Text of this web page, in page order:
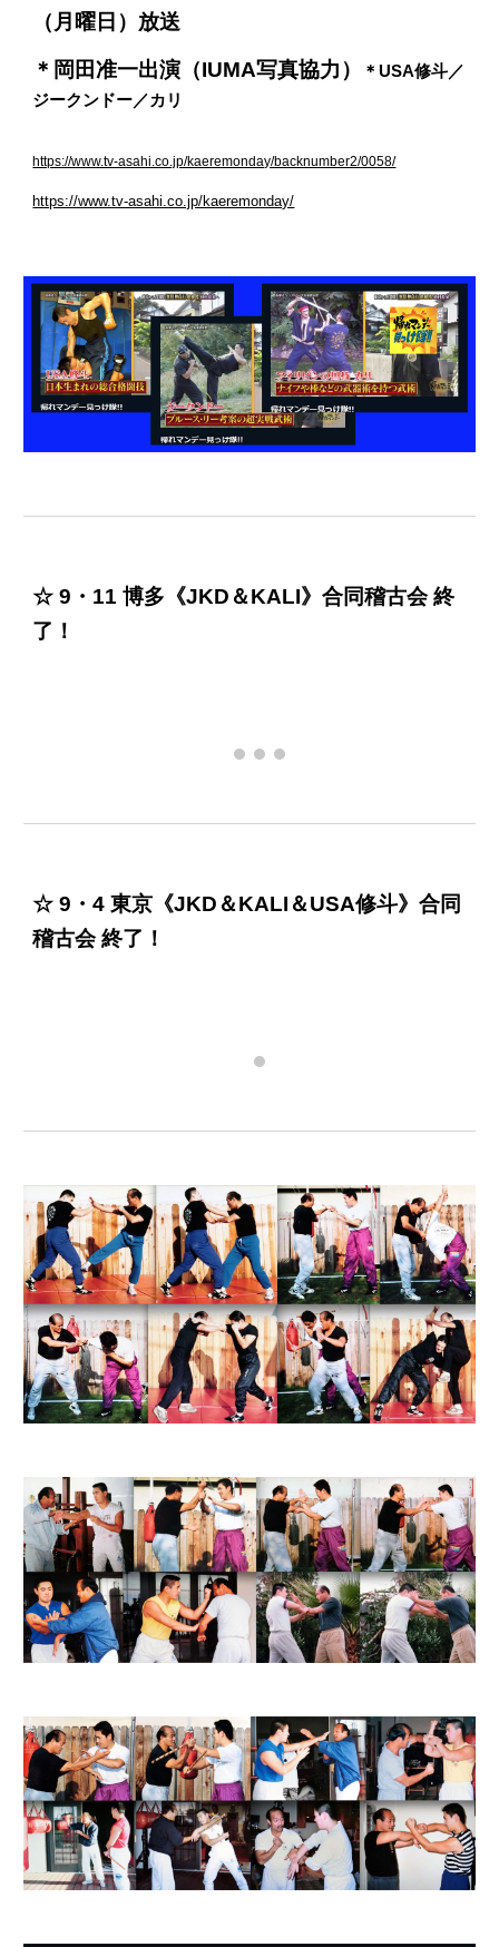
（月曜日）放送
＊岡田准一出演（IUMA写真協力）
＊USA修斗／
ジークンドー／カリ
https://www.tv-asahi.co.jp/kaeremonday/backnumber2/0058/
https://www.tv-asahi.co.jp/kaeremonday/
☆ 9・11 博多《JKD＆KALI》合同稽古会 終
了！
☆ 9・4 東京《JKD＆KALI＆USA修斗》合同
稽古会 終了！